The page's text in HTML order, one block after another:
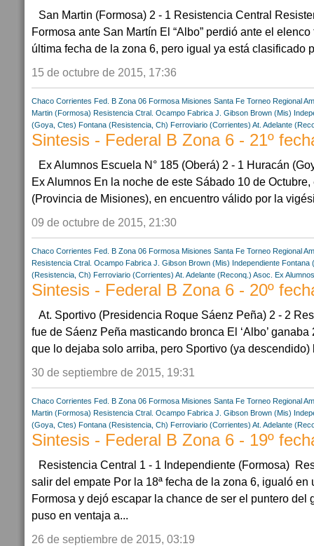
San Martin (Formosa) 2 - 1 Resistencia Central
Formosa ante San Martín El “Albo” perdió ante el
última fecha de la zona 6, pero igual ya está clasificado
15 de octubre de 2015, 17:36
Chaco Corrientes Fed. B Zona 06 Formosa Misiones Santa Fe Torneo Regional
Martin (Formosa) Resistencia Ctral. Ocampo Fabrica J. Gibson Brown (Mis)
(Goya, Ctes) Fontana (Resistencia, Ch) Ferroviario (Corrientes) At. Adelante
Sintesis - Federal B Zona 6 - 21º
Ex Alumnos Escuela N° 185 (Oberá) 2 - 1 Huracán
Ex Alumnos En la noche de este Sábado 10 de
(Provincia de Misiones), en encuentro válido por la
09 de octubre de 2015, 21:30
Chaco Corrientes Fed. B Zona 06 Formosa Misiones Santa Fe Torneo Regional
Resistencia Ctral. Ocampo Fabrica J. Gibson Brown (Mis) Independiente Fontana
(Resistencia, Ch) Ferroviario (Corrientes) At. Adelante (Reconq.) Asoc. Ex
Sintesis - Federal B Zona 6 - 20º
At. Sportivo (Presidencia Roque Sáenz Peña) 2 - 2
fue de Sáenz Peña masticando bronca El ‘Albo’
que lo dejaba solo arriba, pero Sportivo (ya descendido)
30 de septiembre de 2015, 19:31
Chaco Corrientes Fed. B Zona 06 Formosa Misiones Santa Fe Torneo Regional
Martin (Formosa) Resistencia Ctral. Ocampo Fabrica J. Gibson Brown (Mis)
(Goya, Ctes) Fontana (Resistencia, Ch) Ferroviario (Corrientes) At. Adelante
Sintesis - Federal B Zona 6 - 19º
Resistencia Central 1 - 1 Independiente (Formosa)
salir del empate Por la 18ª fecha de la zona 6, igualó
Formosa y dejó escapar la chance de ser el puntero del
puso en ventaja a...
26 de septiembre de 2015, 03:19